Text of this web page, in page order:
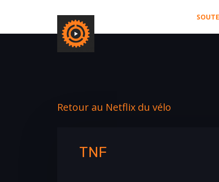
Retour au Netflix du vélo
TNF